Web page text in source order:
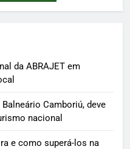
da ABRAJET em
Camboriú, deve
nacional
e como superá-los na